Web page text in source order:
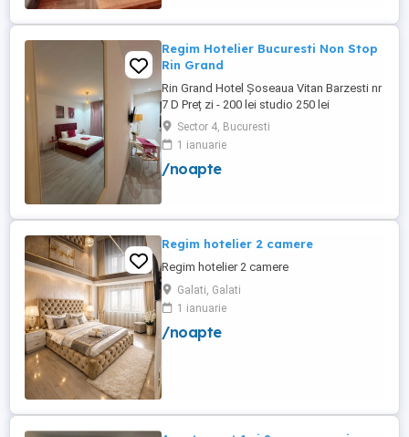
Residence; *Zona Palas Mall - ...
Regim Hotelier Bucuresti Non Stop
Rin Grand
Rin Grand Hotel Șoseaua Vitan Barzesti nr
7 D Preț zi - 200 lei studio 250 lei
apartament
Sector 4, Bucuresti
1 ianuarie
/noapte
Regim hotelier 2 camere
Regim hotelier 2 camere
Galati, Galati
1 ianuarie
/noapte